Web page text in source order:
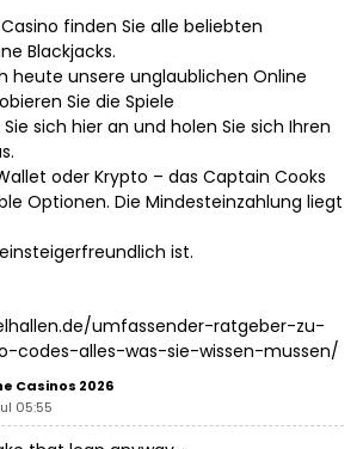
finden Sie alle beliebten
Blackjacks.
heute unsere unglaublichen Online
Sie die Spiele
sich hier an und holen Sie sich Ihren
oder Krypto – das Captain Cooks
Optionen. Die Mindesteinzahlung liegt
ist.
umfassender-ratgeber-zu-
codes-alles-was-sie-wissen-mussen/
Casinos 2026
05:55